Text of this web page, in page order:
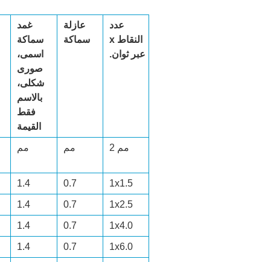
عدد
النقاط x
عبر ثوان.
عازلة
سماكة
غمد
سماكة
اسمى،
صورى
شكلى،
بالاسم
فقط
القيمة
مم 2 مم مم
1x1.5
0.7
1.4
1x2.5
0.7
1.4
1x4.0
0.7
1.4
1x6.0
0.7
1.4